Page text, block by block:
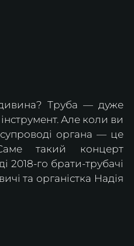
Труба — дуже
Але коли ви
органа — це
такий концерт
2018-го брати-трубачі
та органістка Надія